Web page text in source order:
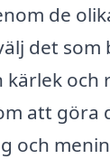
de
det som
och
att göra
och